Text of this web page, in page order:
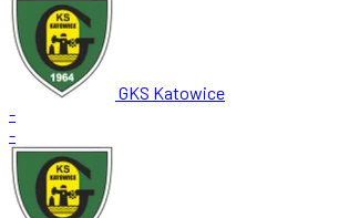
GKS Katowice
-
-